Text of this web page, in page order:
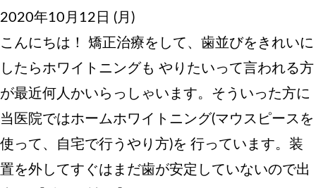
2020年10月12日 (月)
こんにちは！ 矯正治療をして、歯並びをきれいに
したらホワイトニングも やりたいって言われる方
が最近何人かいらっしゃいます。そういった方に
当医院ではホームホワイトニング(マウスピースを
使って、自宅で行うやり方)を 行っています。装
置を外してすぐはまだ歯が安定していないので出